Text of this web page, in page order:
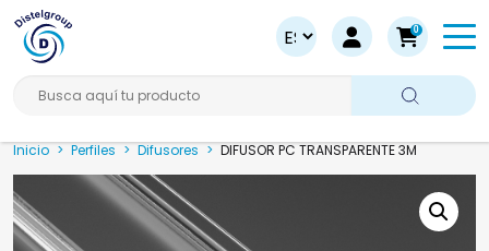
0
Busca aquí tu producto
Inicio > Perfiles > Difusores > DIFUSOR PC TRANSPARENTE 3M